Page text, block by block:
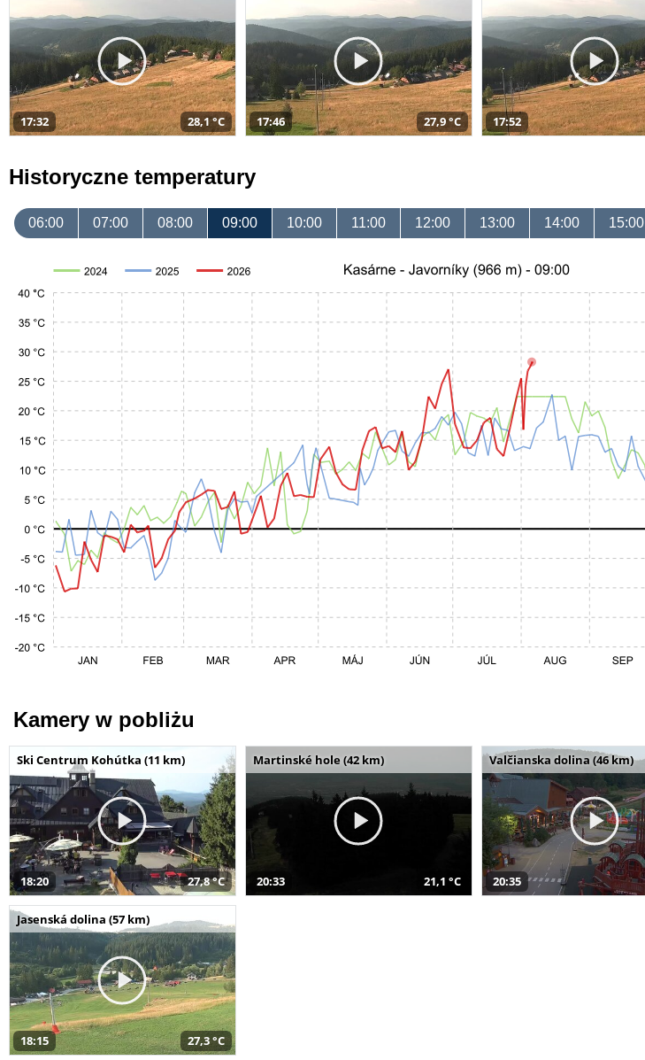
17:32 28,1 °C 17:46 27,9 °C 17:52
Historyczne temperatury
06:00 07:00 08:00 09:00 10:00 11:00 12:00 13:00 14:00 15:00
Kamery w pobliżu
Ski Centrum Kohútka (11 km)
18:20 27,8 °C
Martinské hole (42 km)
20:33 21,1 °C
Valčianska dolina (46 km)
20:35
Jasenská dolina (57 km)
18:15 27,3 °C